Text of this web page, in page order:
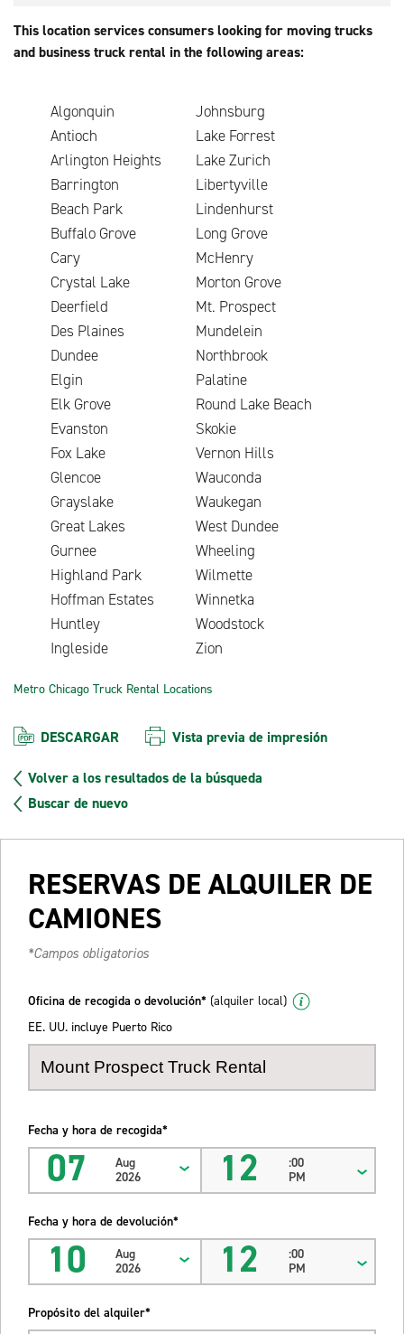
This location services consumers looking for moving trucks
and business truck rental in the following areas:
Algonquin
Johnsburg
Antioch
Lake Forrest
Arlington Heights
Lake Zurich
Barrington
Libertyville
Beach Park
Lindenhurst
Buffalo Grove
Long Grove
Cary
McHenry
Crystal Lake
Morton Grove
Deerfield
Mt. Prospect
Des Plaines
Mundelein
Dundee
Northbrook
Elgin
Palatine
Elk Grove
Round Lake Beach
Evanston
Skokie
Fox Lake
Vernon Hills
Glencoe
Wauconda
Grayslake
Waukegan
Great Lakes
West Dundee
Gurnee
Wheeling
Highland Park
Wilmette
Hoffman Estates
Winnetka
Huntley
Woodstock
Ingleside
Zion
Metro Chicago Truck Rental Locations
DESCARGAR Vista previa de impresión
Volver a los resultados de la búsqueda
Buscar de nuevo
RESERVAS DE ALQUILER DE
CAMIONES
*Campos obligatorios
Oficina de recogida o devolución* (alquiler local)
EE. UU. incluye Puerto Rico
Fecha y hora de recogida*
07
Aug
2026
12
:00
PM
Fecha y hora de devolución*
10
Aug
2026
12
:00
PM
Propósito del alquiler*